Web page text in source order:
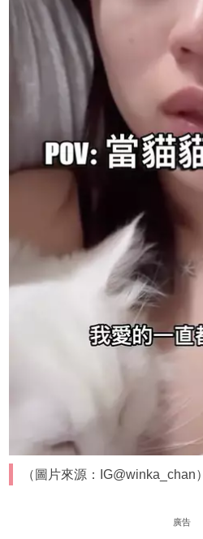
（圖片來源：IG@winka_chan）
廣告